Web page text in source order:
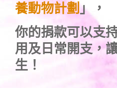
養動物計劃」，
你的捐款可以支
用及日常開支，
生！